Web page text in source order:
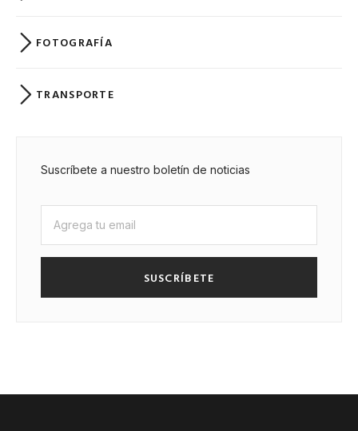
FOTOGRAFÍA
TRANSPORTE
Suscríbete a nuestro boletín de noticias
SUSCRÍBETE